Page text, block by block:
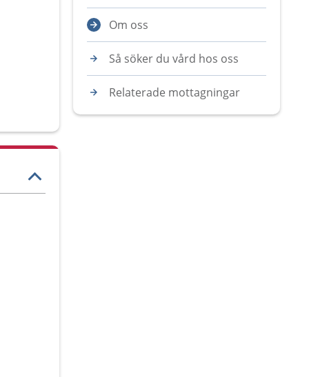
Om oss
Så söker du vård hos oss
Relaterade mottagningar